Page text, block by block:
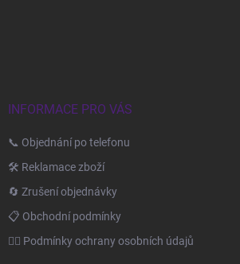
INFORMACE PRO VÁS
📞 Objednání po telefonu
🛠️ Reklamace zboží
🔄 Zrušení objednávky
📋 Obchodní podmínky
🙆‍♂️ Podmínky ochrany osobních údajů